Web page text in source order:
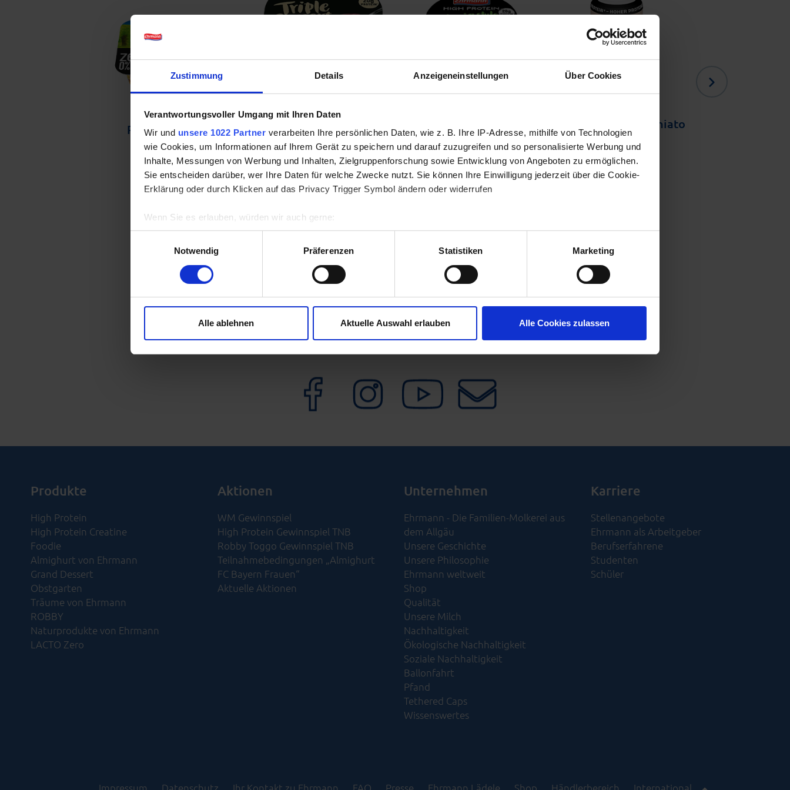
Zustimmung Details Anzeigeneinstellungen Über Cookies
Verantwortungsvoller Umgang mit Ihren Daten
Wir und unsere 1022 Partner verarbeiten Ihre persönlichen Daten, wie z. B. Ihre IP-Adresse, mithilfe von Technologien
wie Cookies, um Informationen auf Ihrem Gerät zu speichern und darauf zuzugreifen und so personalisierte Werbung und
Inhalte, Messungen von Werbung und Inhalten, Zielgruppenforschung sowie Entwicklung von Angeboten zu ermöglichen.
Sie entscheiden darüber, wer Ihre Daten für welche Zwecke nutzt. Sie können Ihre Einwilligung jederzeit über die Cookie-
Erklärung oder durch Klicken auf das Privacy Trigger Symbol ändern oder widerrufen
Wenn Sie es erlauben, würden wir auch gerne:
Informationen über Ihre geografische Lage erfassen, welche bis auf einige Meter genau sein können
Ihr Gerät durch aktives Scannen nach bestimmten Merkmalen (Fingerprinting) identifizieren
Erfahren Sie mehr darüber, wie Ihre persönlichen Daten verarbeitet werden, und legen Sie Ihre Präferenzen imAbschnitt
Einzelheitenfest.
Cookies? Nein, in diesem Fall geht es nicht um eine neue leckere Sorte aus unserer Familien-Molkerei, sondern um kleine
Textdateien. Wir verwenden sie, um Inhalte und Anzeigen zu personalisieren, Funktionen für soziale Medien anbieten zu
Notwendig
Präferenzen Statistiken Marketing
Alle ablehnen Aktuelle Auswahl erlauben Alle Cookies zulassen
Pfirsich-Maracuja neu Raspberry Flavour Pistacia Style Foodie Coffee Macchiato
Style
Produkte
High Protein
High Protein Creatine
Foodie
Almighurt von Ehrmann
Grand Dessert
Obstgarten
Träume von Ehrmann
ROBBY
Naturprodukte von Ehrmann
LACTO Zero
Aktionen
WM Gewinnspiel
High Protein Gewinnspiel TNB
Robby Toggo Gewinnspiel TNB
Teilnahmebedingungen „Almighurt
FC Bayern Frauen“
Aktuelle Aktionen
Unternehmen
Ehrmann - Die Familien-Molkerei aus
dem Allgäu
Unsere Geschichte
Unsere Philosophie
Ehrmann weltweit
Shop
Qualität
Unsere Milch
Nachhaltigkeit
Ökologische Nachhaltigkeit​
Soziale Nachhaltigkeit​
Ballonfahrt
Pfand
Tethered Caps
Wissenswertes
Karriere
Stellenangebote
Ehrmann als Arbeitgeber
Berufserfahrene
Studenten
Schüler